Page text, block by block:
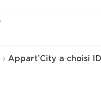
› Appart’City a choisi